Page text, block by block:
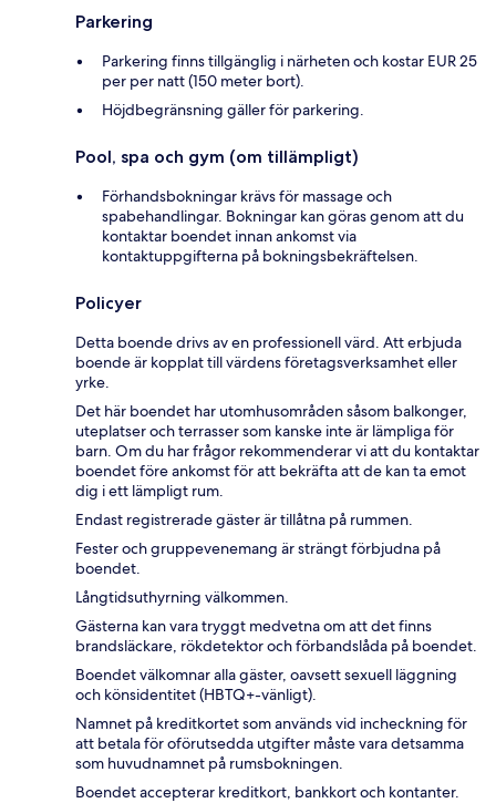
Parkering
Parkering finns tillgänglig i närheten och kostar EUR 25
per per natt (150 meter bort).
Höjdbegränsning gäller för parkering.
Pool, spa och gym (om tillämpligt)
Förhandsbokningar krävs för massage och
spabehandlingar. Bokningar kan göras genom att du
kontaktar boendet innan ankomst via
kontaktuppgifterna på bokningsbekräftelsen.
Policyer
Detta boende drivs av en professionell värd. Att erbjuda
boende är kopplat till värdens företagsverksamhet eller
yrke.
Det här boendet har utomhusområden såsom balkonger,
uteplatser och terrasser som kanske inte är lämpliga för
barn. Om du har frågor rekommenderar vi att du kontaktar
boendet före ankomst för att bekräfta att de kan ta emot
dig i ett lämpligt rum.
Endast registrerade gäster är tillåtna på rummen.
Fester och gruppevenemang är strängt förbjudna på
boendet.
Långtidsuthyrning välkommen.
Gästerna kan vara tryggt medvetna om att det finns
brandsläckare, rökdetektor och förbandslåda på boendet.
Boendet välkomnar alla gäster, oavsett sexuell läggning
och könsidentitet (HBTQ+-vänligt).
Namnet på kreditkortet som används vid incheckning för
att betala för oförutsedda utgifter måste vara detsamma
som huvudnamnet på rumsbokningen.
Boendet accepterar kreditkort, bankkort och kontanter.